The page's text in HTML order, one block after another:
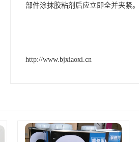
部件涂抹胶粘剂后应立即全并夹紧。
http://www.bjxiaoxi.cn